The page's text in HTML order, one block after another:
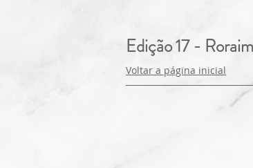
Edição 17 -
Voltar a página inicial